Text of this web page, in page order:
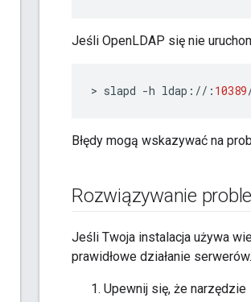
Jeśli OpenLDAP się nie
> slapd -h ldap : // : 10389
Błędy mogą wskazywać na
Rozwiązywanie
Jeśli Twoja instalacja używa
prawidłowe działanie serwerów.
Upewnij się, że narzędzie